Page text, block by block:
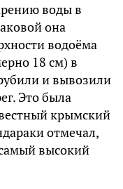
воды в
она
водоёма
18 см) в
и вывозили
Это была
крымский
отмечал,
высокий